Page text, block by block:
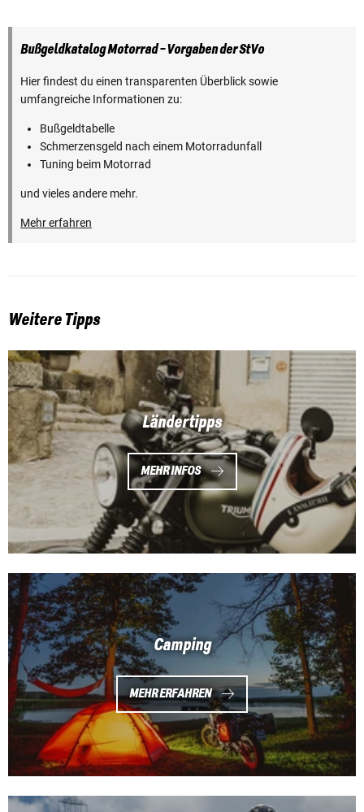
Bußgeldkatalog Motorrad - Vorgaben der StVo
Hier findest du einen transparenten Überblick sowie
umfangreiche Informationen zu:
Bußgeldtabelle
Schmerzensgeld nach einem Motorradunfall
Tuning beim Motorrad
und vieles andere mehr.
Mehr erfahren
Weitere Tipps
Ländertipps
MEHR INFOS
Camping
MEHR ERFAHREN